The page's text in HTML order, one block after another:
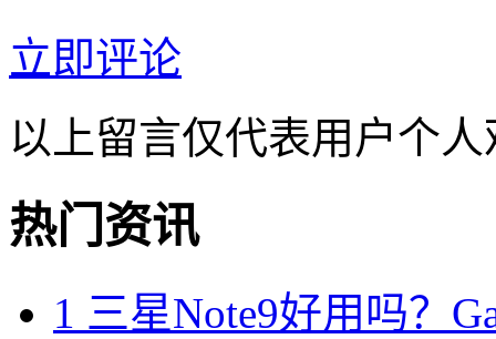
立即评论
以上留言仅代表用户个
热门资讯
1 三星Note9好用吗？